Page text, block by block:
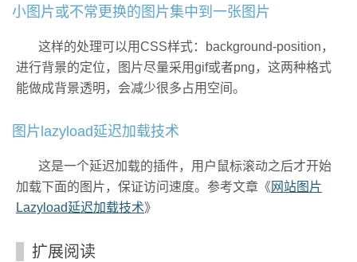
小图片或不常更换的图片集中到一张图片
这样的处理可以用CSS样式：background-position，
进行背景的定位，图片尽量采用gif或者png，这两种格式
能做成背景透明，会减少很多占用空间。
图片lazyload延迟加载技术
这是一个延迟加载的插件，用户鼠标滚动之后才开始
加载下面的图片，保证访问速度。参考文章《 网站图片
Lazyload延迟加载技术》
扩展阅读